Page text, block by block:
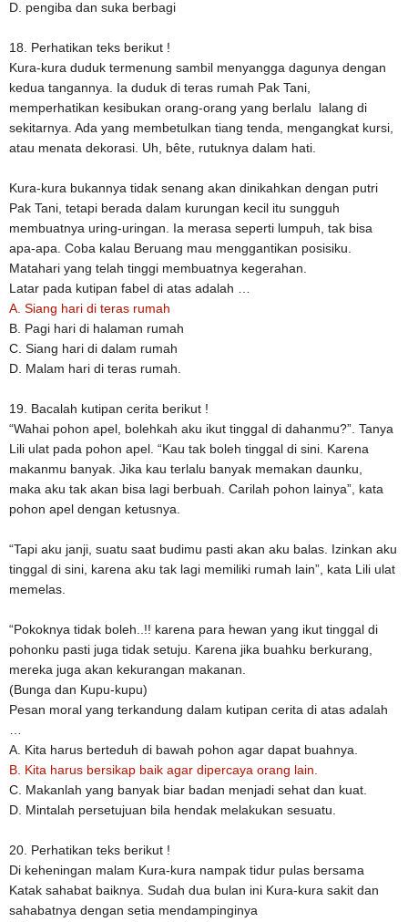
D. pengiba dan suka berbagi
18. Perhatikan teks berikut !
Kura-kura duduk termenung sambil menyangga dagunya dengan
kedua tangannya. Ia duduk di teras rumah Pak Tani,
memperhatikan kesibukan orang-orang yang berlalu lalang di
sekitarnya. Ada yang membetulkan tiang tenda, mengangkat kursi,
atau menata dekorasi. Uh, bête, rutuknya dalam hati.
Kura-kura bukannya tidak senang akan dinikahkan dengan putri
Pak Tani, tetapi berada dalam kurungan kecil itu sungguh
membuatnya uring-uringan. Ia merasa seperti lumpuh, tak bisa
apa-apa. Coba kalau Beruang mau menggantikan posisiku.
Matahari yang telah tinggi membuatnya kegerahan.
Latar pada kutipan fabel di atas adalah …
A. Siang hari di teras rumah
B. Pagi hari di halaman rumah
C. Siang hari di dalam rumah
D. Malam hari di teras rumah.
19. Bacalah kutipan cerita berikut !
“Wahai pohon apel, bolehkah aku ikut tinggal di dahanmu?”. Tanya
Lili ulat pada pohon apel. “Kau tak boleh tinggal di sini. Karena
makanmu banyak. Jika kau terlalu banyak memakan daunku,
maka aku tak akan bisa lagi berbuah. Carilah pohon lainya”, kata
pohon apel dengan ketusnya.
“Tapi aku janji, suatu saat budimu pasti akan aku balas. Izinkan aku
tinggal di sini, karena aku tak lagi memiliki rumah lain”, kata Lili ulat
memelas.
“Pokoknya tidak boleh..!! karena para hewan yang ikut tinggal di
pohonku pasti juga tidak setuju. Karena jika buahku berkurang,
mereka juga akan kekurangan makanan.
(Bunga dan Kupu-kupu)
Pesan moral yang terkandung dalam kutipan cerita di atas adalah
A. Kita harus berteduh di bawah pohon agar dapat buahnya.
B. Kita harus bersikap baik agar dipercaya orang lain.
C. Makanlah yang banyak biar badan menjadi sehat dan kuat.
D. Mintalah persetujuan bila hendak melakukan sesuatu.
20. Perhatikan teks berikut !
Di keheningan malam Kura-kura nampak tidur pulas bersama
Katak sahabat baiknya. Sudah dua bulan ini Kura-kura sakit dan
sahabatnya dengan setia mendampinginya